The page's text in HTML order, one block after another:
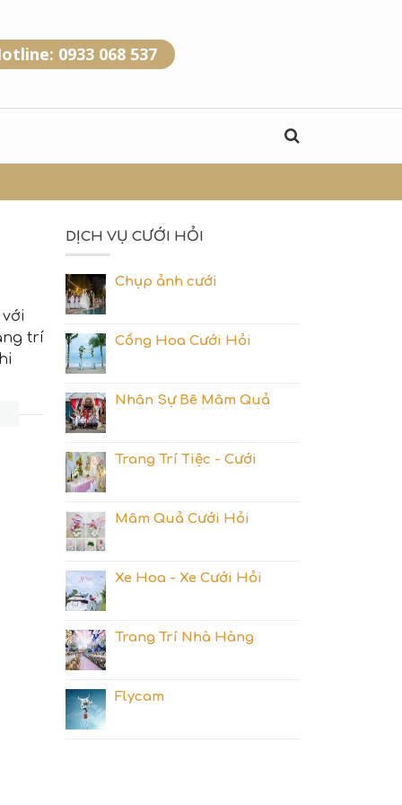
0933 068 537
trí
DỊCH VỤ CƯỚI HỎI
Chụp ảnh cưới
Cổng Hoa Cưới Hỏi
Nhân Sự Bê Mâm Quả
Trang Trí Tiệc - Cưới
Mâm Quả Cưới Hỏi
Xe Hoa - Xe Cưới Hỏi
Trang Trí Nhà Hàng
Flycam